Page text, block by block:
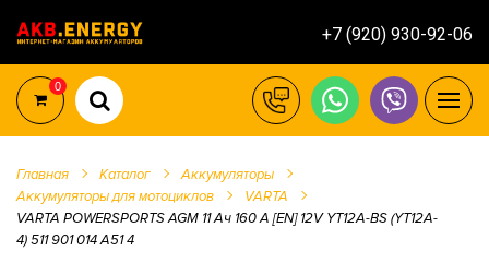
+7 (920) 930-92-06
0
Главная Каталог
Аккумуляторы
Аккумуляторы для мотоциклов
VARTA
VARTA POWERSPORTS AGM 11 Ач 160 A [EN] 12V YT12A-BS (YT12A-
4) 511 901 014 A51 4